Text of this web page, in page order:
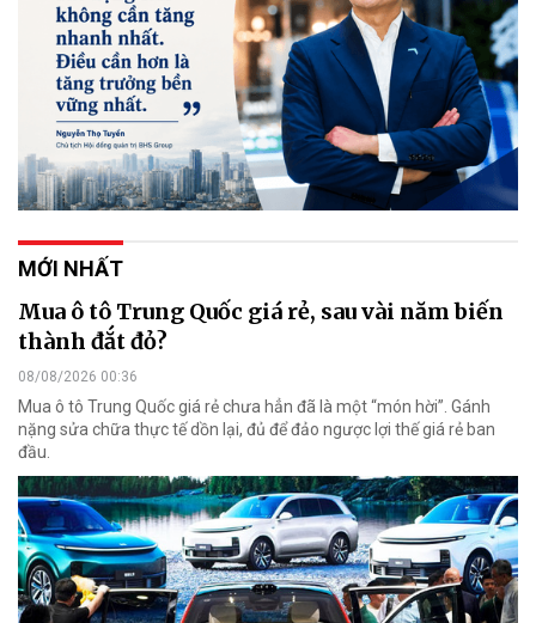
MỚI NHẤT
Mua ô tô Trung Quốc giá rẻ, sau vài năm biến
thành đắt đỏ?
08/08/2026 00:36
Mua ô tô Trung Quốc giá rẻ chưa hẳn đã là một “món hời”. Gánh
nặng sửa chữa thực tế dồn lại, đủ để đảo ngược lợi thế giá rẻ ban
đầu.